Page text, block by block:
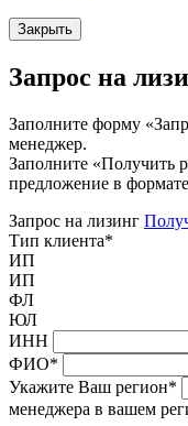
Закрыть
Запрос на
Заполните форму
менеджер.
Заполните «Получить
предложение в
Запрос на лизинг
Тип клиента*
ИП
ИП
ФЛ
ЮЛ
ИНН
ФИО*
Укажите Ваш регион*
менеджера в вашем